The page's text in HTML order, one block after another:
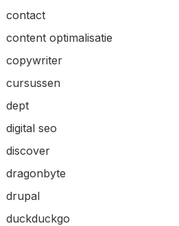
contact
content optimalisatie
copywriter
cursussen
dept
digital seo
discover
dragonbyte
drupal
duckduckgo